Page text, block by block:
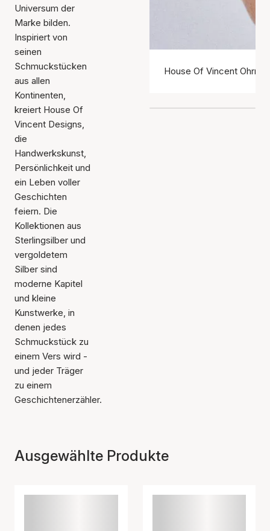
Universum der
Marke bilden.
Inspiriert von
seinen
Schmuckstücken
aus allen
Kontinenten,
kreiert House Of
Vincent Designs,
die
Handwerkskunst,
Persönlichkeit und
ein Leben voller
Geschichten
feiern. Die
Kollektionen aus
Sterlingsilber und
vergoldetem
Silber sind
moderne Kapitel
und kleine
Kunstwerke, in
denen jedes
Schmuckstück zu
einem Vers wird -
und jeder Träger
zu einem
Geschichtenerzähler.
House Of Vincent
Ausgewählte Produkte